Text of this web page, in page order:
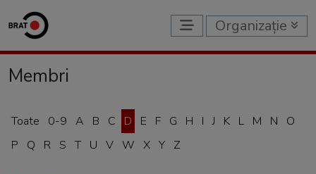
Organizație
Membri
Toate 0-9 A B C D E F G H I J K L M N
O
P
Q R S T U V W X Y Z